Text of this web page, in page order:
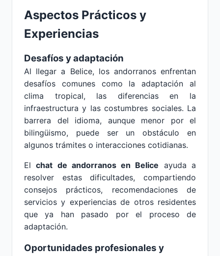
Aspectos Prácticos y
Experiencias
Desafíos y adaptación
Al llegar a Belice, los andorranos enfrentan
desafíos comunes como la adaptación al
clima tropical, las diferencias en la
infraestructura y las costumbres sociales. La
barrera del idioma, aunque menor por el
bilingüismo, puede ser un obstáculo en
algunos trámites o interacciones cotidianas.
Elchat de andorranos en Belice ayuda a
resolver estas dificultades, compartiendo
consejos prácticos, recomendaciones de
servicios y experiencias de otros residentes
que ya han pasado por el proceso de
adaptación.
Oportunidades profesionales y